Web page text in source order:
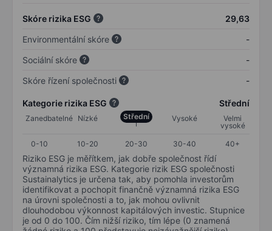
Skóre rizika ESG
29,63
Environmentální skóre
-
Sociální skóre
-
Skóre řízení společnosti
-
Kategorie rizika ESG Střední
Zanedbatelné Nízké Střední Vysoké
Velmi
vysoké
0-10
10-20 20-30 30-40 40+
Riziko ESG je měřítkem, jak dobře společnost řídí
významná rizika ESG. Kategorie rizik ESG společnosti
Sustainalytics je určena tak, aby pomohla investorům
identifikovat a pochopit finančně významná rizika ESG
na úrovni společnosti a to, jak mohou ovlivnit
dlouhodobou výkonnost kapitálových investic. Stupnice
je od 0 do 100. Čím nižší riziko, tím lépe (0 znamená